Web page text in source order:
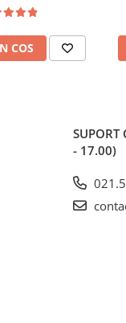
COS
SUPORT
- 17.00)